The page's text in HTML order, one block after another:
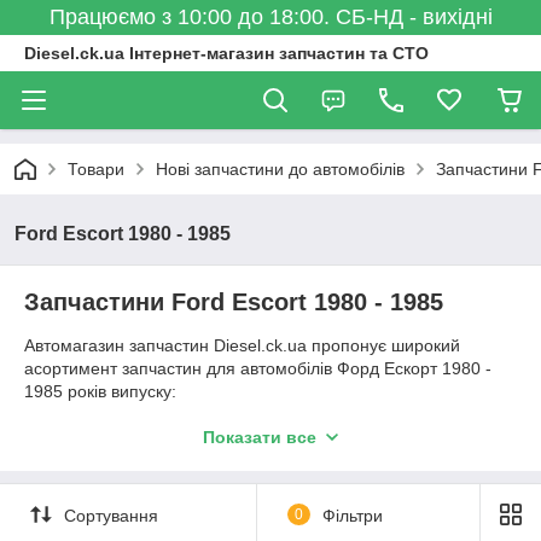
Працюємо з 10:00 до 18:00. СБ-НД - вихідні
Diesel.ck.ua Інтернет-магазин запчастин та СТО
Товари Нові запчастини до автомобілів Запчастини
Ford Escort 1980 - 1985
Запчастини Ford Escort 1980 - 1985
Автомагазин запчастин Diesel.ck.ua пропонує широкий
асортимент запчастин для автомобілів Форд Ескорт 1980 -
1985 років випуску:
в наявності та під замовлення
нові запчастини б/у
Показати все
Сортування 0 Фільтри